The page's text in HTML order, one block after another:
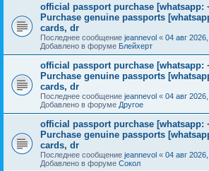
official passport purchase [whatsapp:
Purchase genuine passports
cards, dr
Последнее сообщение jeannevol « 04 авг
Добавлено в форуме Блейхерт
official passport purchase [whatsapp:
Purchase genuine passports
cards, dr
Последнее сообщение jeannevol « 04 авг
Добавлено в форуме Другое
official passport purchase [whatsapp:
Purchase genuine passports
cards, dr
Последнее сообщение jeannevol « 04 авг
Добавлено в форуме Сокол